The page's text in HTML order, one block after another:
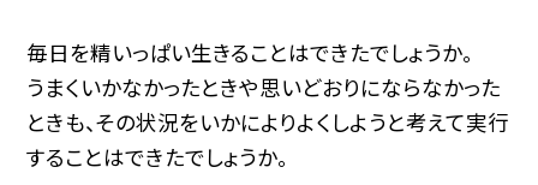
毎日を精いっぱい生きることはできたでしょうか。
うまくいかなかったときや思いどおりにならなかった
ときも、その状況をいかによりよくしようと考えて実行
することはできたでしょうか。